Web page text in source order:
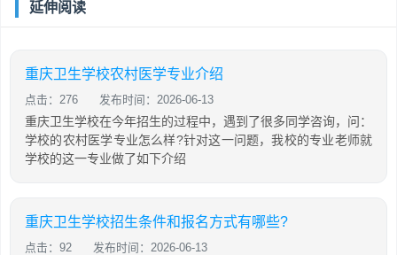
延伸阅读
重庆卫生学校农村医学专业介绍
点击：276 发布时间：2026-06-13
重庆卫生学校在今年招生的过程中，遇到了很多同学咨询，问：
学校的农村医学专业怎么样?针对这一问题，我校的专业老师就
学校的这一专业做了如下介绍
重庆卫生学校招生条件和报名方式有哪些?
点击：92 发布时间：2026-06-13